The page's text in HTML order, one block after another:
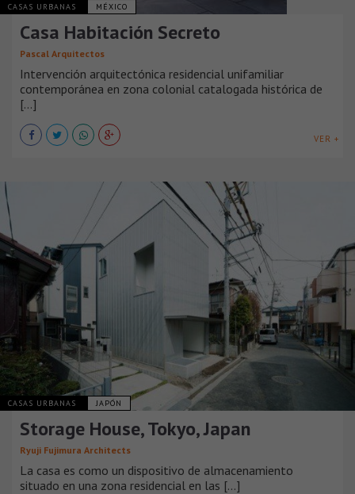
CASAS URBANAS MÉXICO
Casa Habitación Secreto
Pascal Arquitectos
Intervención arquitectónica residencial unifamiliar
contemporánea en zona colonial catalogada histórica de
[...]
VER +
CASAS URBANAS JAPÓN
Storage House, Tokyo, Japan
Ryuji Fujimura Architects
La casa es como un dispositivo de almacenamiento
situado en una zona residencial en las [...]